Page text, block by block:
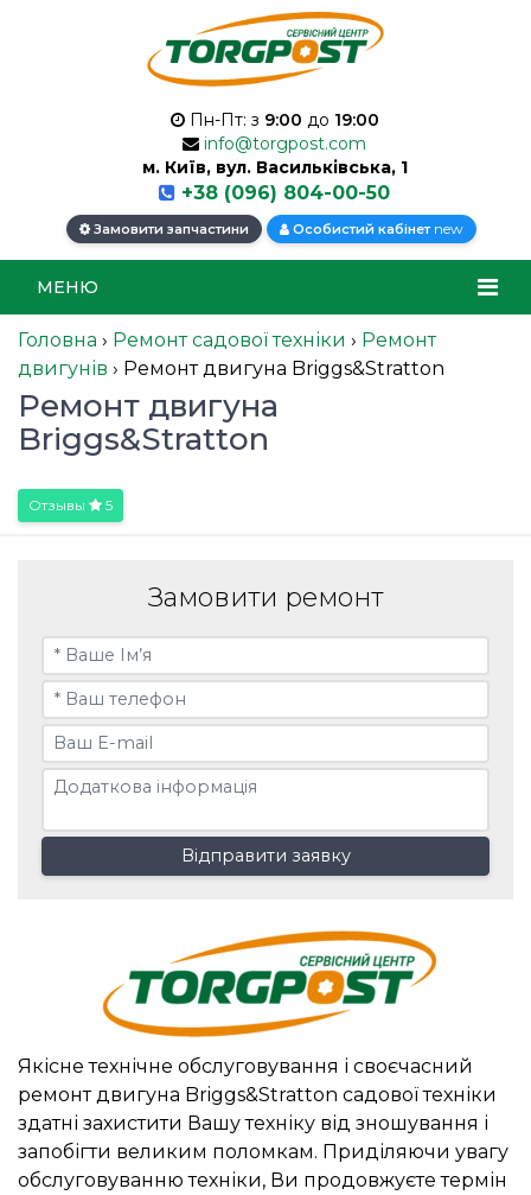
Пн-Пт: з 9:00 до 19:00
info@torgpost.com
м. Київ, вул. Васильківська, 1
+38 (096) 804-00-50
Замовити запчастини Особистий кабінет new
МЕНЮ
Головна › Ремонт садової техніки › Ремонт
двигунів › Ремонт двигуна Briggs&Stratton
Ремонт двигуна
Briggs&Stratton
Отзывы 5
Якісне технічне обслуговування і своєчасний
ремонт двигуна Briggs&Stratton садової техніки
здатні захистити Вашу техніку від зношування і
запобігти великим поломкам. Приділяючи увагу
обслуговуванню техніки, Ви продовжуєте термін
Замовити ремонт
Відправити заявку